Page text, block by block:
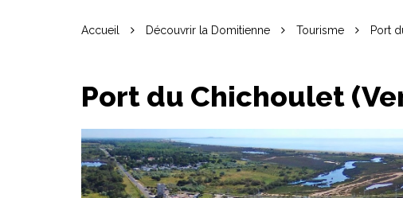
Accueil Découvrir la Domitienne Tourisme Port
Port du Chichoulet